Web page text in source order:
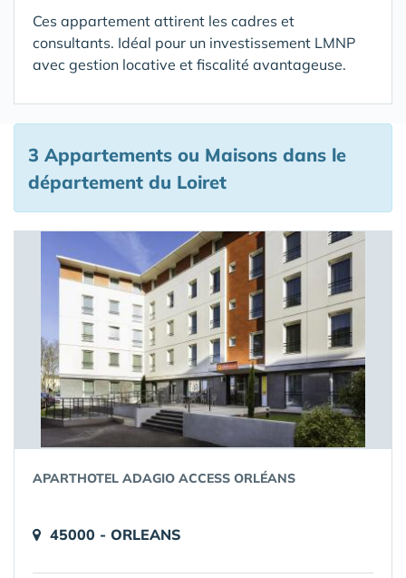
Ces appartement attirent les cadres et
consultants. Idéal pour un investissement LMNP
avec gestion locative et fiscalité avantageuse.
3 Appartements ou Maisons dans le
département du Loiret
APARTHOTEL ADAGIO ACCESS ORLÉANS
45000 - ORLEANS